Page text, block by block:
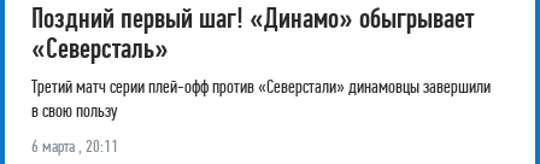
Поздний первый шаг! «Динамо» обыгрывает
«Северсталь»
Третий матч серии плей-офф против «Северстали» динамовцы завершили
в свою пользу
6 марта , 20:11